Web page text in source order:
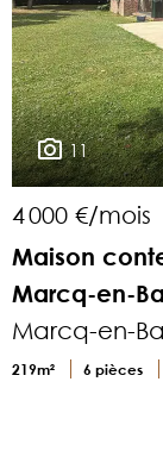
11
4 000 €/mois
Maison
Marcq-en-
Marcq-en-
219m² 6 pièces